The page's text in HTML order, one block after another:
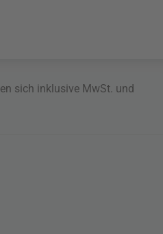
sich inklusive MwSt. und